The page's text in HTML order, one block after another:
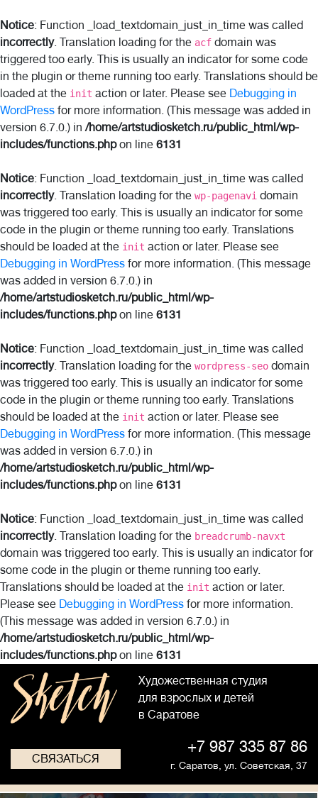
Notice: Function _load_textdomain_just_in_time was called
incorrectly. Translation loading for the acf domain was
triggered too early. This is usually an indicator for some code
in the plugin or theme running too early. Translations should be
loaded at the init action or later. Please see Debugging in
WordPress for more information. (This message was added in
version 6.7.0.) in/home/artstudiosketch.ru/public_html/wp-
includes/functions.phpon line 6131
Notice: Function _load_textdomain_just_in_time was called
incorrectly. Translation loading for the wp-pagenavi domain
was triggered too early. This is usually an indicator for some
code in the plugin or theme running too early. Translations
should be loaded at the init action or later. Please see
Debugging in WordPress for more information. (This message
was added in version 6.7.0.) in
/home/artstudiosketch.ru/public_html/wp-
includes/functions.phpon line 6131
Notice: Function _load_textdomain_just_in_time was called
incorrectly. Translation loading for the wordpress-seo domain
was triggered too early. This is usually an indicator for some
code in the plugin or theme running too early. Translations
should be loaded at the init action or later. Please see
Debugging in WordPress for more information. (This message
was added in version 6.7.0.) in
/home/artstudiosketch.ru/public_html/wp-
includes/functions.phpon line 6131
Notice: Function _load_textdomain_just_in_time was called
incorrectly. Translation loading for the breadcrumb-navxt
domain was triggered too early. This is usually an indicator for
some code in the plugin or theme running too early.
Translations should be loaded at the init action or later.
Please see Debugging in WordPress for more information.
(This message was added in version 6.7.0.) in
/home/artstudiosketch.ru/public_html/wp-
includes/functions.phpon line 6131
Художественная студия
для взрослых и детей
в Саратове
СВЯЗАТЬСЯ
+7 987 335 87 86
г. Саратов, ул. Советская, 37